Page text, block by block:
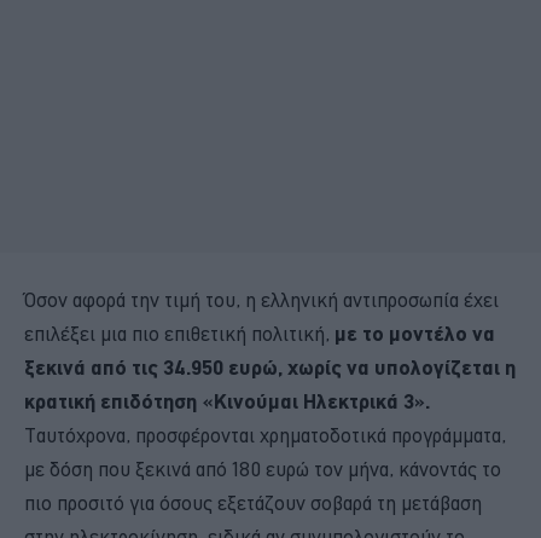
Όσον αφορά την τιμή του, η ελληνική αντιπροσωπία έχει
επιλέξει μια πιο επιθετική πολιτική, με το μοντέλο να
ξεκινά από τις 34.950 ευρώ, χωρίς να υπολογίζεται η
κρατική επιδότηση «Κινούμαι Ηλεκτρικά 3».
Ταυτόχρονα, προσφέρονται χρηματοδοτικά προγράμματα,
με δόση που ξεκινά από 180 ευρώ τον μήνα, κάνοντάς το
πιο προσιτό για όσους εξετάζουν σοβαρά τη μετάβαση